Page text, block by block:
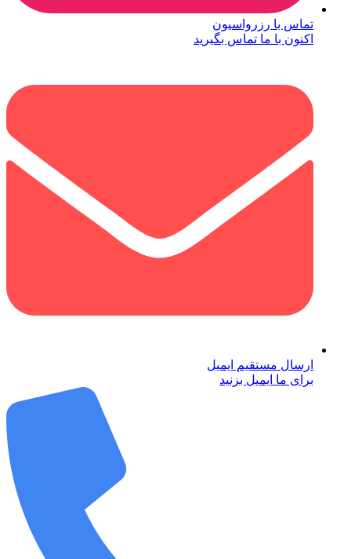
تماس با رزرواسیون
اکنون با ما تماس بگیرید
ارسال مستقیم ایمیل
برای ما ایمیل بزنید